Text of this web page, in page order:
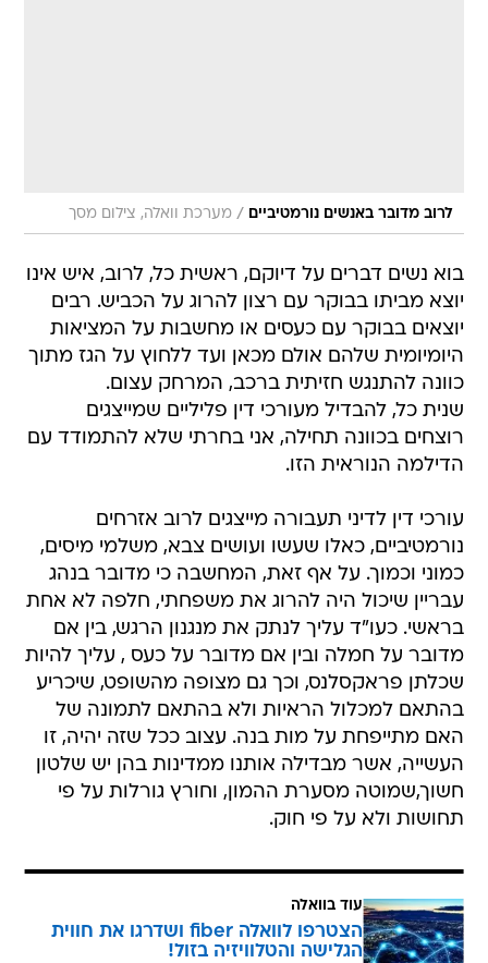
לרוב מדובר באנשים נורמטיביים / מערכת וואלה, צילום מסך
בוא נשים דברים על דיוקם, ראשית כל, לרוב, איש אינו
יוצא מביתו בבוקר עם רצון להרוג על הכביש. רבים
יוצאים בבוקר עם כעסים או מחשבות על המציאות
היומיומית שלהם אולם מכאן ועד ללחוץ על הגז מתוך
כוונה להתנגש חזיתית ברכב, המרחק עצום.
שנית כל, להבדיל מעורכי דין פליליים שמייצגים
רוצחים בכוונה תחילה, אני בחרתי שלא להתמודד עם
הדילמה הנוראית הזו.
עורכי דין לדיני תעבורה מייצגים לרוב אזרחים
נורמטיביים, כאלו שעשו ועושים צבא, משלמי מיסים,
כמוני וכמוך. על אף זאת, המחשבה כי מדובר בנהג
עבריין שיכול היה להרוג את משפחתי, חלפה לא אחת
בראשי. כעו"ד עליך לנתק את מנגנון הרגש, בין אם
מדובר על חמלה ובין אם מדובר על כעס , עליך להיות
שכלתן פראקסלנס, וכך גם מצופה מהשופט, שיכריע
בהתאם למכלול הראיות ולא בהתאם לתמונה של
האם מתייפחת על מות בנה. עצוב ככל שזה יהיה, זו
העשייה, אשר מבדילה אותנו ממדינות בהן יש שלטון
חשוך,שמוטה מסערת ההמון, וחורץ גורלות על פי
תחושות ולא על פי חוק.
עוד בוואלה
הצטרפו לוואלה fiber ושדרגו את חווית
הגלישה והטלוויזיה בזול!